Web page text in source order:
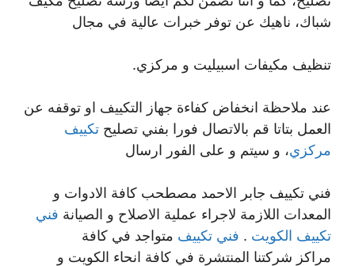
شباك، ناهيك عن توفر خبرات عالية في مجال
تنظيف مكيفات اسبيليت و مركزي.
عند ملاحظة انخفاض كفاءة جهاز التكييف او توقفه عن
العمل بتاتا قم بالاتصال فورا بفني تصليح تكييف
مركزي، و سيتم و على الفور ارسال
فني تكييف جابر الاحمد مصطحب كافة الادوات و
المعدات اللازمة لاجراء عملية الاصلاح و الصيانة فني
تكييف الكويت . فني تكييف متواجد في كافة
مراكز شركتنا المنتشرة في كافة انحاء الكويت و